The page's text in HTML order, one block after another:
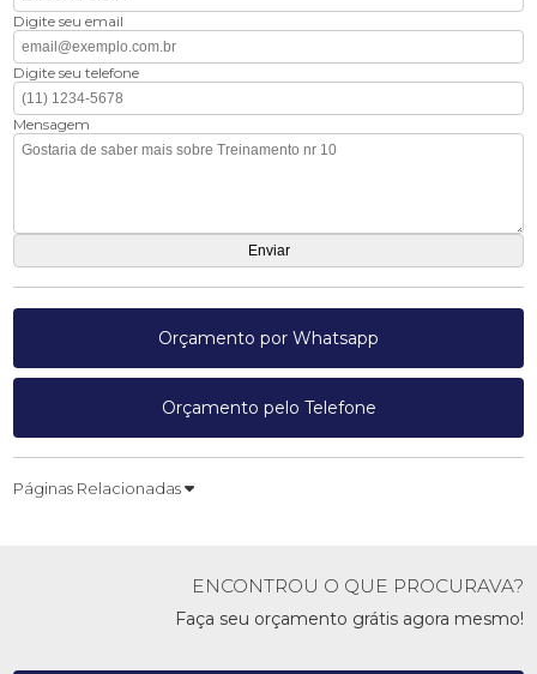
Digite seu email
Digite seu telefone
Mensagem
Orçamento por Whatsapp
Orçamento pelo Telefone
Páginas Relacionadas
ENCONTROU O QUE PROCURAVA?
Faça seu orçamento grátis agora mesmo!